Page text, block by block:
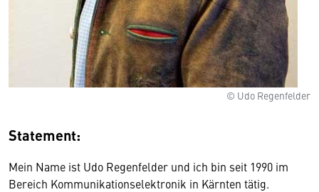
© Udo Regenfelder
Statement:
Mein Name ist Udo Regenfelder und ich bin seit 1990 im
Bereich Kommunikationselektronik in Kärnten tätig.